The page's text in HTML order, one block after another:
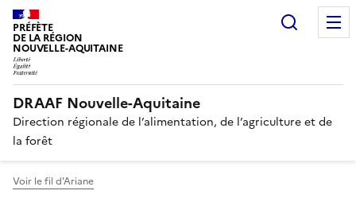
PRÉFÈTE
DE LA RÉGION
NOUVELLE-AQUITAINE
DRAAF Nouvelle-Aquitaine
Direction régionale de l’alimentation, de l’agriculture et de
la forêt
Voir le fil d'Ariane